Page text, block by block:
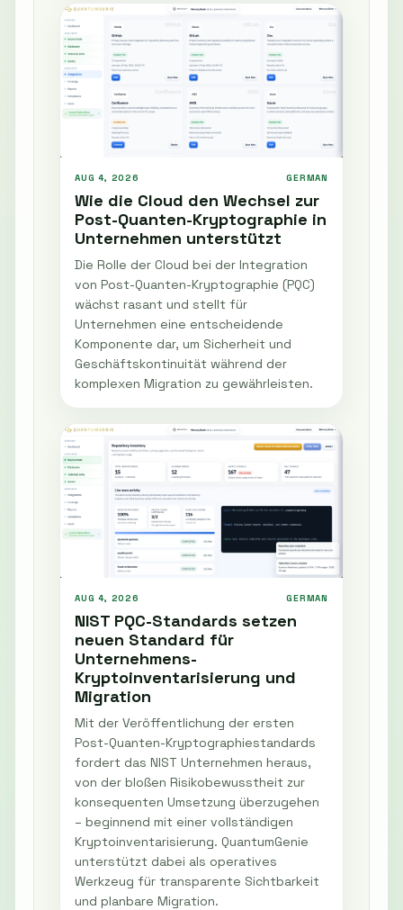
AUG 4, 2026 GERMAN
Wie die Cloud den Wechsel zur
Post-Quanten-Kryptographie in
Unternehmen unterstützt
Die Rolle der Cloud bei der Integration
von Post-Quanten-Kryptographie (PQC)
wächst rasant und stellt für
Unternehmen eine entscheidende
Komponente dar, um Sicherheit und
Geschäftskontinuität während der
komplexen Migration zu gewährleisten.
AUG 4, 2026 GERMAN
NIST PQC-Standards setzen
neuen Standard für
Unternehmens-
Kryptoinventarisierung und
Migration
Mit der Veröffentlichung der ersten
Post-Quanten-Kryptographiestandards
fordert das NIST Unternehmen heraus,
von der bloßen Risikobewusstheit zur
konsequenten Umsetzung überzugehen
– beginnend mit einer vollständigen
Kryptoinventarisierung. QuantumGenie
unterstützt dabei als operatives
Werkzeug für transparente Sichtbarkeit
und planbare Migration.